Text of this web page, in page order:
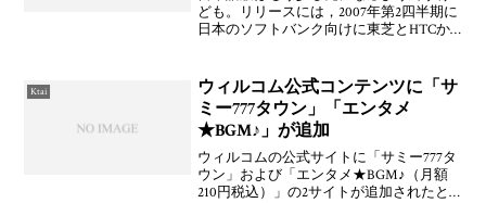
ども。リリースには，2007年第2四半期に
日本のソフトバンク向けに東芝とHTCか
ね。東芝は「G900」が「X01T」として出
そうです
Ktai
ウィルコム公式コンテンツに「サ
ミー777タウン」「エンタメ
★BGM♪」が追加
ウィルコムの公式サイトに「サミー777タ
ウン」および「エンタメ★BGM♪（月額
210円税込）」の2サイトが追加されたと